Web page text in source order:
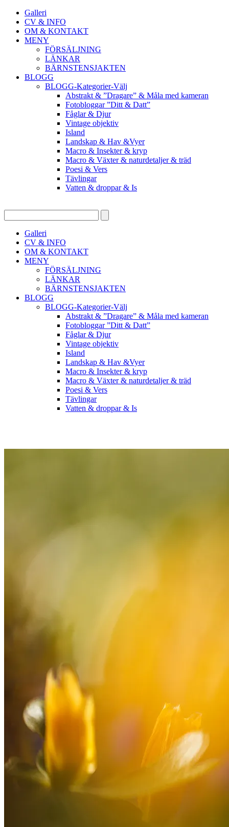
Galleri
CV & INFO
OM & KONTAKT
MENY
FÖRSÄLJNING
LÄNKAR
BÄRNSTENSJAKTEN
BLOGG
BLOGG-Kategorier-Välj
Abstrakt & ”Dragare” & Måla med kameran
Fotobloggar ”Ditt & Datt”
Fåglar & Djur
Vintage objektiv
Island
Landskap & Hav &Vyer
Macro & Insekter & kryp
Macro & Växter & naturdetaljer & träd
Poesi & Vers
Tävlingar
Vatten & droppar & Is
Galleri
CV & INFO
OM & KONTAKT
MENY
FÖRSÄLJNING
LÄNKAR
BÄRNSTENSJAKTEN
BLOGG
BLOGG-Kategorier-Välj
Abstrakt & ”Dragare” & Måla med kameran
Fotobloggar ”Ditt & Datt”
Fåglar & Djur
Vintage objektiv
Island
Landskap & Hav &Vyer
Macro & Insekter & kryp
Macro & Växter & naturdetaljer & träd
Poesi & Vers
Tävlingar
Vatten & droppar & Is